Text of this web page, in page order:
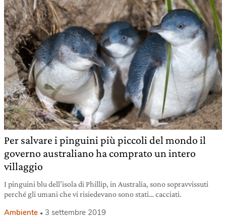
Per salvare i pinguini più piccoli del mondo il
governo australiano ha comprato un intero
villaggio
I pinguini blu dell’isola di Phillip, in Australia, sono sopravvissuti
perché gli umani che vi risiedevano sono stati… cacciati.
Ambiente 3 settembre 2019